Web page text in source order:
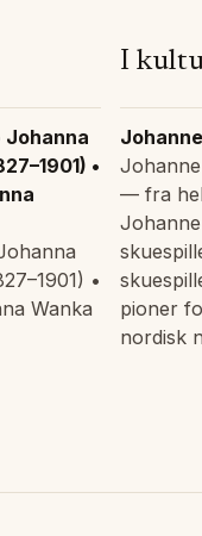
Johanna
•
•
Wanka
I
Johanne
— fra
pioner
nordisk